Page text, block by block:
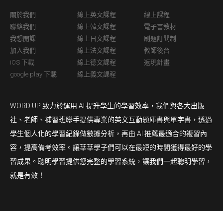
關於我們
聯絡我們
我想開課
加入我們
iOS 下載
google play 下載
線上英文課程
線上韓文課程
線上日文課程
線上法文課程
線上德文課程
線上義文課程
線上課程
電子書教材
刷題訂閱制
教師後台
返現計畫
WORD UP 致力於運用 AI 提升學生的學習效率，我們與各大出版
社、老師、補習班聯手提供專業的英文互動題庫書與單字書，透過
學生個人化的學習紀錄做數據分析，再由 AI 推薦最適合的複習內
容，提高備考效率。讓莘莘學子們可以在最短的時間獲得最好的學
習成果。聰明學習提供您完整的學習系統，讓我們一起聰明學習，
就是有效！